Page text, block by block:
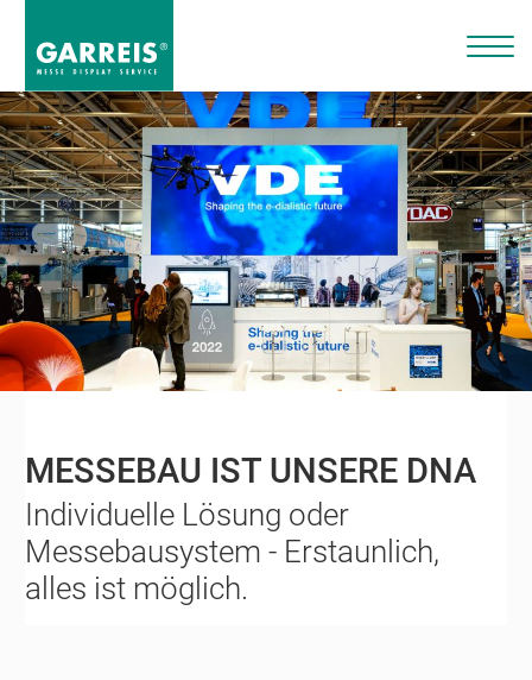
MESSEBAU IST UNSERE DNA
Individuelle Lösung oder
Messebausystem - Erstaunlich,
alles ist möglich.